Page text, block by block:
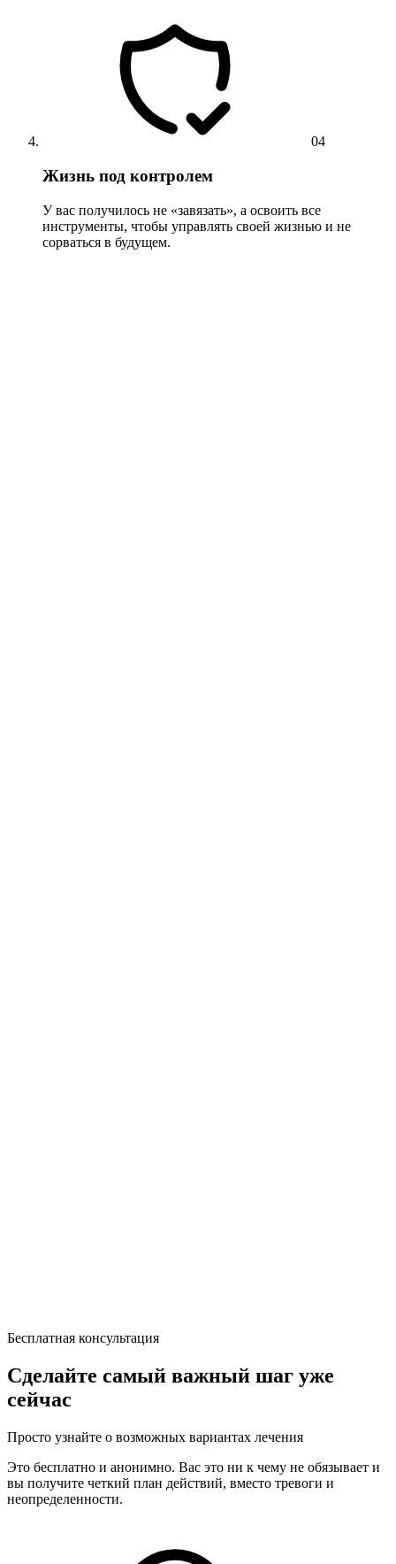
04
Жизнь под контролем
У вас получилось не «завязать», а освоить все
инструменты, чтобы управлять своей жизнью и не
сорваться в будущем.
Бесплатная консультация
Сделайте самый важный шаг уже
сейчас
Просто узнайте о возможных вариантах лечения
Это бесплатно и анонимно. Вас это ни к чему не обязывает и
вы получите четкий план действий, вместо тревоги и
неопределенности.